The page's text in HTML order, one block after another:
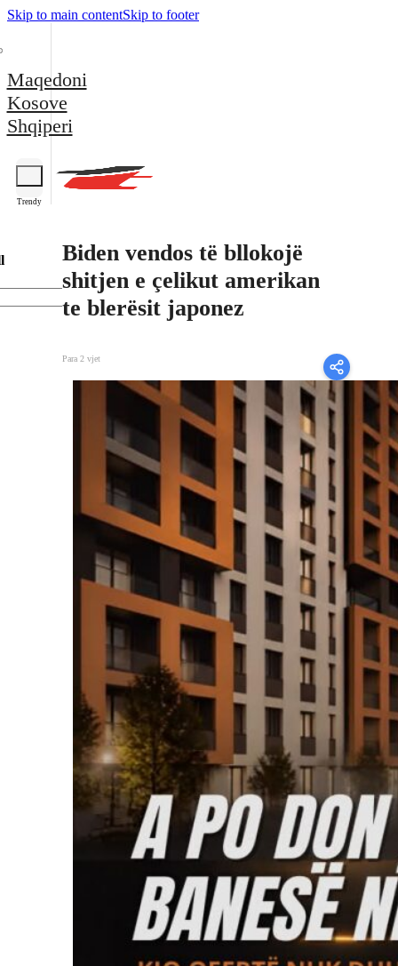
Skip to main contentSkip to footer
Maqedoni
Kosove
Shqiperi
Trendy
Biden vendos të bllokojë
shitjen e çelikut amerikan
te blerësit japonez
Para 2 vjet